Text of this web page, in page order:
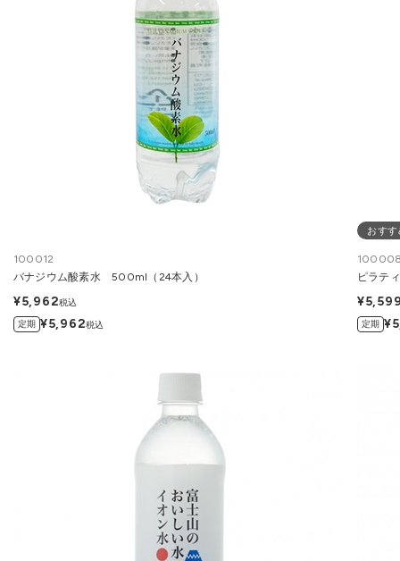
100012
バナジウム酸素水 500ml（24本入）
¥5,962税込
定期 ¥5,962税込
おすす
ピラテ
定期